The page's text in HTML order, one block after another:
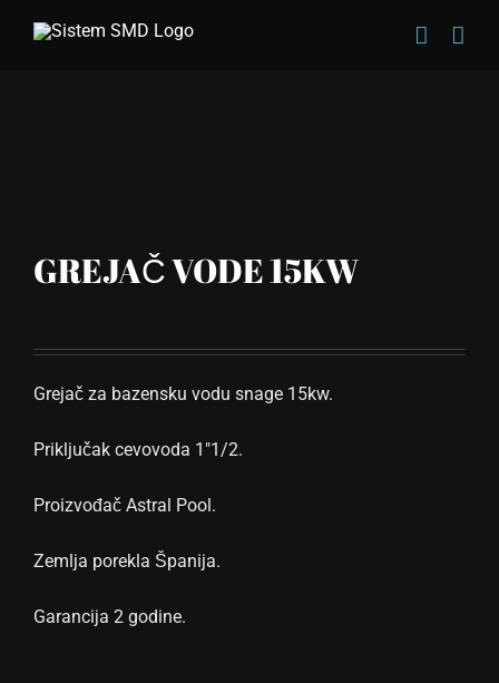
GREJAČ VODE 15KW
Grejač za bazensku vodu snage 15kw.
Priključak cevovoda 1″1/2.
Proizvođač Astral Pool.
Zemlja porekla Španija.
Garancija 2 godine.